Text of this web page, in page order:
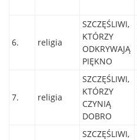
6. religia
SZCZĘŚLIWI,
KTÓRZY
ODKRYWAJĄ
PIĘKNO
7. religia
SZCZĘŚLIWI,
KTÓRZY
CZYNIĄ
DOBRO
SZCZĘŚLIWI,